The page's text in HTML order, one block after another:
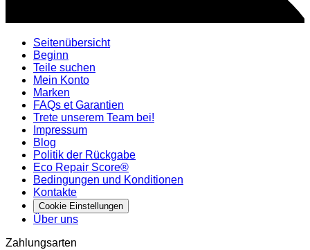
Seitenübersicht
Beginn
Teile suchen
Mein Konto
Marken
FAQs et Garantien
Trete unserem Team bei!
Impressum
Blog
Politik der Rückgabe
Eco Repair Score®
Bedingungen und Konditionen
Kontakte
Cookie Einstellungen
Über uns
Zahlungsarten